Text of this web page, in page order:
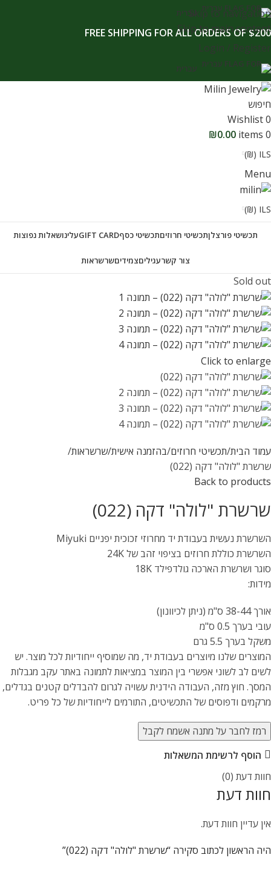
לתוכן
Skip to navigation
Skip to main content
עברית
FREE SHIPPING FOR ALL ORDERS OF $200
Login / Register
עברית
חיפוש
0
Wishlist
0
items
₪0.00
ILS (₪)
Menu
ILS (₪)
תכשיטי פורצלןתכשיטי חרוזיםתכשיטי כסףGIFT CARDעלינושאלות נפוצות
צור קשרעגיליםצמידיםשרשראות
Sold out
Click to enlarge
עמוד הבית תכשיטי חרוזים בהזמנה אישית שרשראות
שרשרת "לולה" דקה (022)
Back to products
שרשרת "לולה" דקה (022)
השרשרת נעשית בעבודת יד מחרוזי זכוכית יפניים Miyuki
השרשרת כוללת חרוזים בציפוי זהב של 24K
סוגר ושרשרת הארכה גולדפילד 18K
מידות:
אורך 38-44 ס"מ (ניתן לכיוונון)
עובי בערך 0.5 ס"מ
משקל בערך 5.5 גרם
המוצרים שלנו מיוצרים בעבודת יד, מה שמוסיף ייחודיות לכל מוצר. יש
לשים לב לשוני אפשרי בין המוצר במציאות לתמונה באתר עקב מגבלות
המסך. חוץ מזה, העבודה הידנית עשויה לגרום להבדלים קטנים בגדלים,
מרקמים ודפוסים של התכשיטים, התורמים לייחודיות של כל פריט.
רמז לחבר על מתנה אשמח לקבל
הוסף לרשימת המשאלות
חוות דעת (0)
חוות דעת
אין עדיין חוות דעת.
היה הראשון לכתוב סקירה “שרשרת "לולה" דקה (022)”